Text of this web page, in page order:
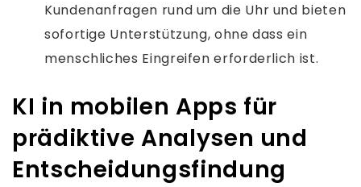
Kundenanfragen rund um die Uhr und bieten
sofortige Unterstützung, ohne dass ein
menschliches Eingreifen erforderlich ist.
KI in mobilen Apps für
prädiktive Analysen und
Entscheidungsfindung